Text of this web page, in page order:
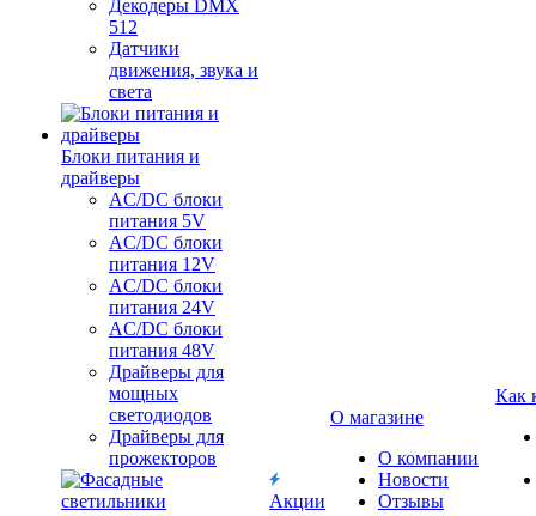
Декодеры DMX
512
Датчики
движения, звука и
света
Блоки питания и
драйверы
AC/DC блоки
питания 5V
AC/DC блоки
питания 12V
AC/DC блоки
питания 24V
AC/DC блоки
питания 48V
Драйверы для
мощных
светодиодов
Драйверы для
прожекторов
Акции
О магазине
О компании
Новости
Отзывы
Как